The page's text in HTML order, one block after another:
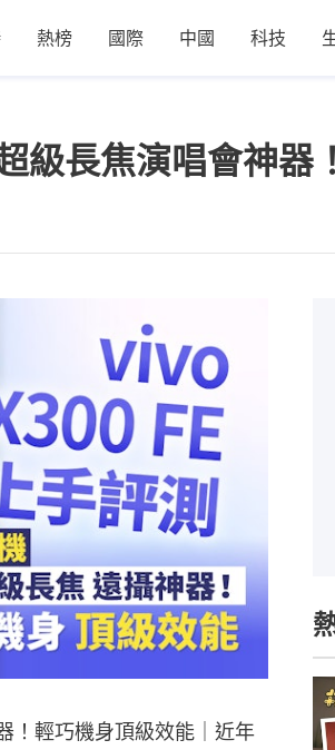
熱榜 國際 中國 科技
級長焦演唱會神器
！輕巧機身頂級效能｜近年